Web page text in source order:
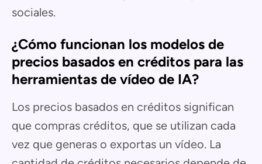
sociales.
¿Cómo funcionan los modelos de
precios basados en créditos para las
herramientas de vídeo de IA?
Los precios basados en créditos significan
que compras créditos, que se utilizan cada
vez que generas o exportas un vídeo. La